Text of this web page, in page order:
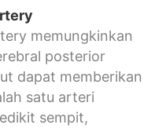
memungkinkan
posterior
dapat memberikan
satu arteri
sempit,